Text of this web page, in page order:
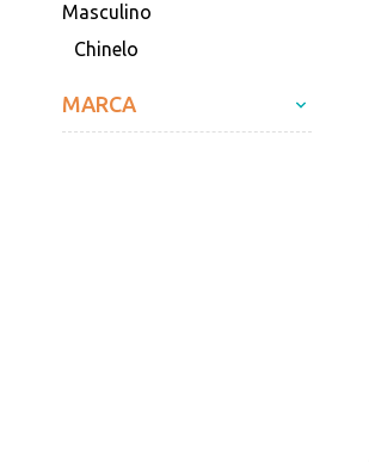
Masculino
Chinelo
MARCA